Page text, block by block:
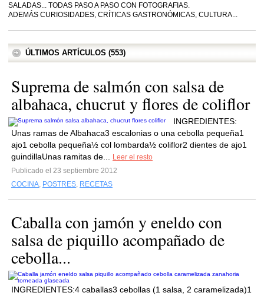
SALADAS... TODAS PASO A PASO CON FOTOGRAFIAS.
ADEMÁS CURIOSIDADES, CRÍTICAS GASTRONÓMICAS, CULTURA...
ÚLTIMOS ARTÍCULOS (553)
Suprema de salmón con salsa de
albahaca, chucrut y flores de coliflor
INGREDIENTES:
Unas ramas de Albahaca3 escalonias o una cebolla pequeña1
ajo1 cebolla pequeña½ col lombarda½ coliflor2 dientes de ajo1
guindillaUnas ramitas de...
Leer el resto
Publicado el 23 septiembre 2012
COCINA, POSTRES, RECETAS
Caballa con jamón y eneldo con
salsa de piquillo acompañado de
cebolla...
INGREDIENTES:4 caballas3 cebollas (1 salsa, 2 caramelizada)1